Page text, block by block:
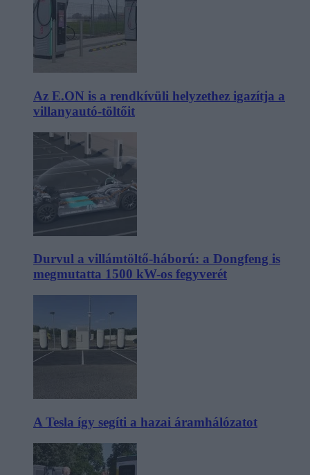
Az E.ON is a rendkívüli helyzethez igazítja a
villanyautó-töltőit
Durvul a villámtöltő-háború: a Dongfeng is
megmutatta 1500 kW-os fegyverét
A Tesla így segíti a hazai áramhálózatot